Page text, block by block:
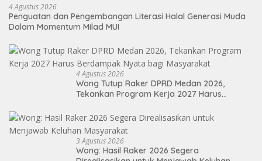
4 Agustus 2026
Penguatan dan Pengembangan Literasi Halal Generasi Muda
Dalam Momentum Milad MUI
4 Agustus 2026
Wong Tutup Raker DPRD Medan 2026,
Tekankan Program Kerja 2027 Harus
3 Agustus 2026
Wong: Hasil Raker 2026 Segera